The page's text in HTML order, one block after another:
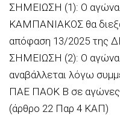
ΣΗΜΕΙΩΣΗ (1): Ο
ΚΑΜΠΑΝΙΑΚΟΣ θα
απόφαση 13/2025 της
ΣΗΜΕΙΩΣΗ (2): Ο
αναβάλλεται λόγω
ΠΑΕ ΠΑΟΚ Β σε αγώνες
(άρθρο 22 Παρ 4 ΚΑΠ)